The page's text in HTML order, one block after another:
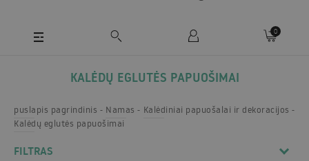
0
KALĖDŲ EGLUTĖS PAPUOŠIMAI
puslapis pagrindinis Namas
Kalėdiniai papuošalai ir dekoracijos
Kalėdų eglutės papuošimai
FILTRAS